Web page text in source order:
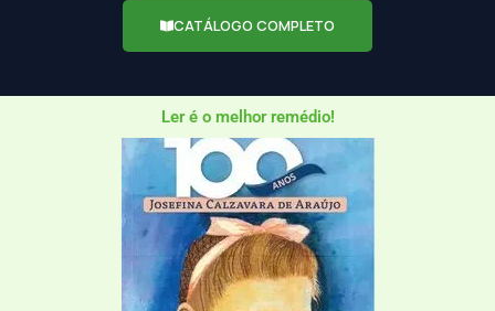
CATÁLOGO COMPLETO
Ler é o melhor remédio!